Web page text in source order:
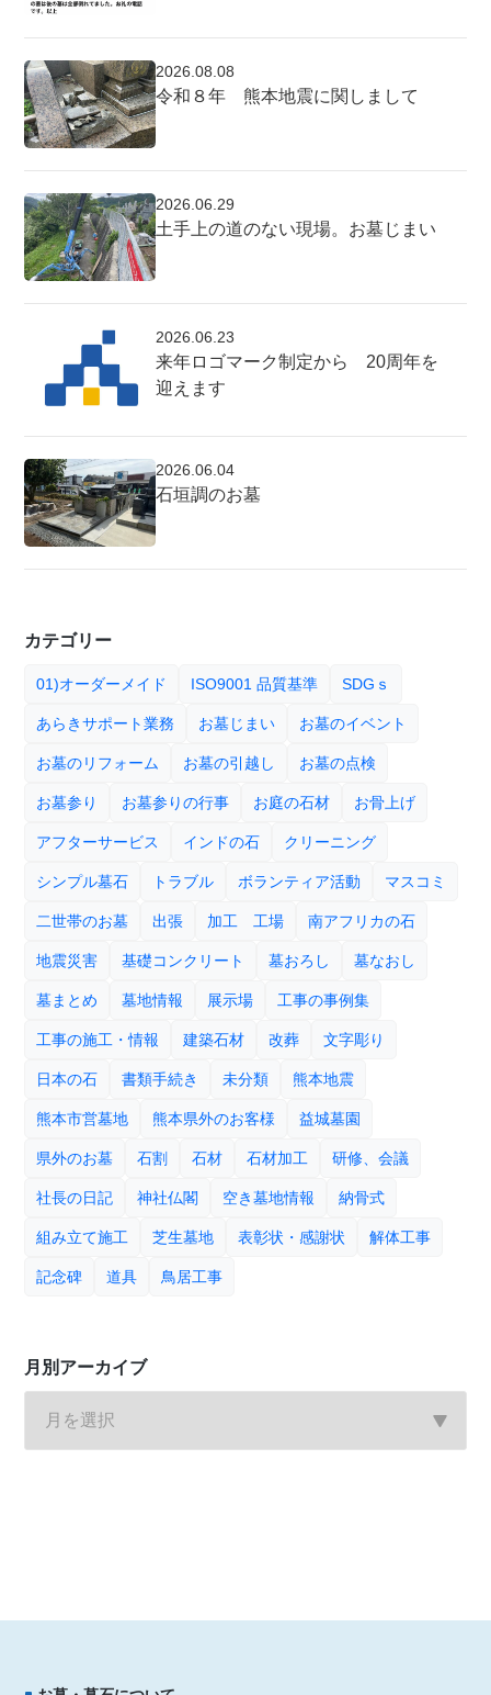
2026.08.08
令和８年 熊本地震に関しまして
2026.06.29
土手上の道のない現場。お墓じまい
2026.06.23
来年ロゴマーク制定から 20周年を
迎えます
2026.06.04
石垣調のお墓
カテゴリー
01)オーダーメイド ISO9001 品質基準 SDGｓ
あらきサポート業務 お墓じまい お墓のイベント
お墓のリフォーム お墓の引越し お墓の点検
お墓参り お墓参りの行事 お庭の石材 お骨上げ
アフターサービス インドの石 クリーニング
シンプル墓石 トラブル ボランティア活動 マスコミ
二世帯のお墓 出張 加工 工場 南アフリカの石
地震災害 基礎コンクリート 墓おろし 墓なおし
墓まとめ 墓地情報 展示場 工事の事例集
工事の施工・情報 建築石材 改葬 文字彫り
日本の石 書類手続き 未分類 熊本地震
熊本市営墓地 熊本県外のお客様 益城墓園
県外のお墓 石割 石材 石材加工 研修、会議
社長の日記 神社仏閣 空き墓地情報 納骨式
組み立て施工 芝生墓地 表彰状・感謝状 解体工事
記念碑 道具 鳥居工事
月別アーカイブ